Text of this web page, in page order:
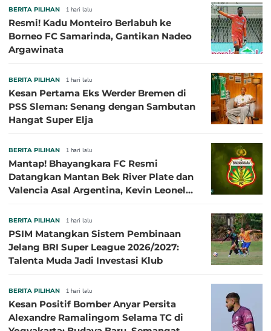
BERITA PILIHAN 1 hari lalu
Resmi! Kadu Monteiro Berlabuh ke
Borneo FC Samarinda, Gantikan Nadeo
Argawinata
BERITA PILIHAN 1 hari lalu
Kesan Pertama Eks Werder Bremen di
PSS Sleman: Senang dengan Sambutan
Hangat Super Elja
BERITA PILIHAN 1 hari lalu
Mantap! Bhayangkara FC Resmi
Datangkan Mantan Bek River Plate dan
Valencia Asal Argentina, Kevin Leonel
BERITA PILIHAN 1 hari lalu
PSIM Matangkan Sistem Pembinaan
Jelang BRI Super League 2026/2027:
Talenta Muda Jadi Investasi Klub
BERITA PILIHAN 1 hari lalu
Kesan Positif Bomber Anyar Persita
Alexandre Ramalingom Selama TC di